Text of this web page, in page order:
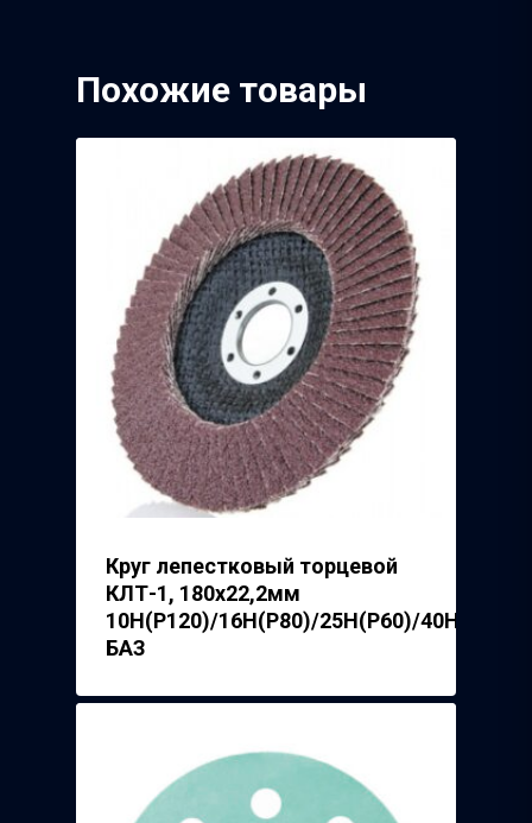
Похожие товары
Круг лепестковый торцевой
КЛТ-1, 180х22,2мм
10Н(Р120)/16Н(Р80)/25H(P60)/40H(P40),
БАЗ
Главная
О нас
Каталог
Производители
Группа компаний
инструмент
Белгородский
завод
ISMAFLEX
Полимерпласт
Точки продаж
Сотрудничество
Контакты